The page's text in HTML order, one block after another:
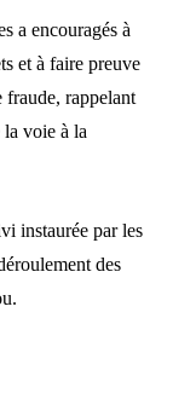
a encouragés à
et à faire preuve
fraude, rappelant
voie à la
instaurée par les
des